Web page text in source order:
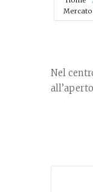
Mercato
Nel